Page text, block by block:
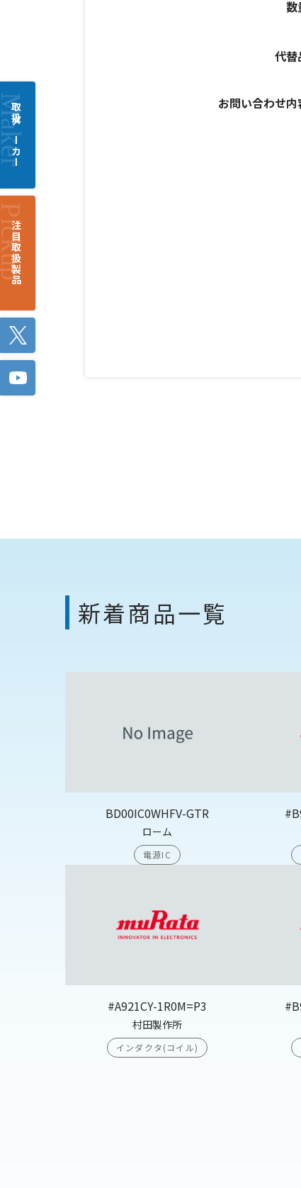
数
代替
お問い合わせ内
新着商品一覧
BD00IC0WHFV-GTR
ローム
電源IC
#A921CY-1R0M=P3
村田製作所
インダクタ(コイル)
取扱メーカー
注目取扱製品